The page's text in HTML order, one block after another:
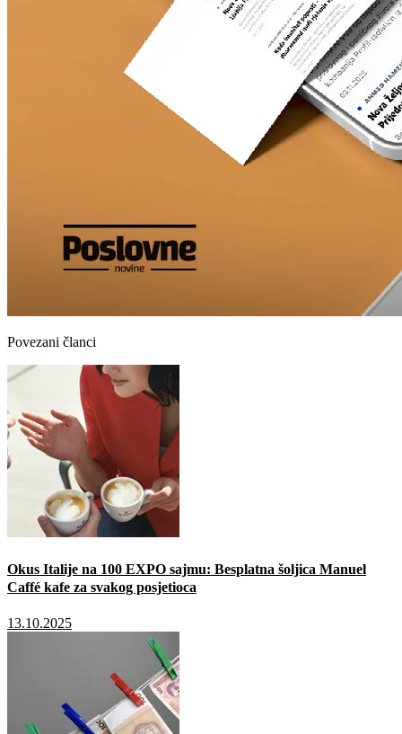
Povezani članci
Okus Italije na 100 EXPO sajmu: Besplatna šoljica Manuel
Caffé kafe za svakog posjetioca
13.10.2025